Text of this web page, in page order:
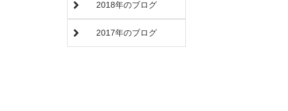
2018年のブログ
2017年のブログ